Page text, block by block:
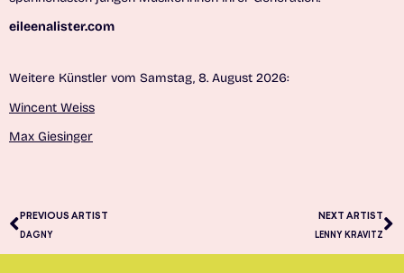
eileenalister.com
Weitere Künstler vom Samstag, 8. August 2026:
Wincent Weiss
Max Giesinger
PREVIOUS ARTIST
DAGNY
NEXT ARTIST
LENNY KRAVITZ